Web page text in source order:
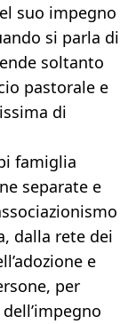
suo impegno
si parla di
soltanto
pastorale e
di
famiglia
separate e
dalla rete dei
e
per